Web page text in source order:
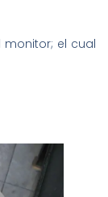
el cual